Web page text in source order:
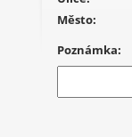
Město:
Poznámka: